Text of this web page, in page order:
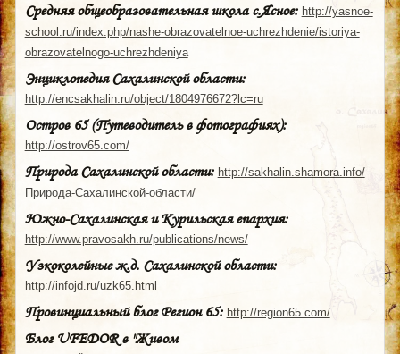
Средняя общеобразовательная школа с.Ясное: http://yasnoe-
school.ru/index.php/nashe-obrazovatelnoe-uchrezhdenie/istoriya-
obrazovatelnogo-uchrezhdeniya
Энциклопедия Сахалинской области:
http://encsakhalin.ru/object/1804976672?lc=ru
Остров 65 (Путеводитель в фотографиях):
http://ostrov65.com/
Природа Сахалинской области: http://sakhalin.shamora.info/
Природа-Сахалинской-области/
Южно-Сахалинская и Курильская епархия:
http://www.pravosakh.ru/publications/news/
Узкоколейные ж.д. Сахалинской области:
http://infojd.ru/uzk65.html
Провинциальный блог Регион 65: http://region65.com/
Блог UFEDOR в "Живом